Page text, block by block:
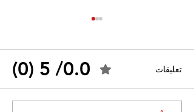
تعليقات 0.0/ 5 (0)